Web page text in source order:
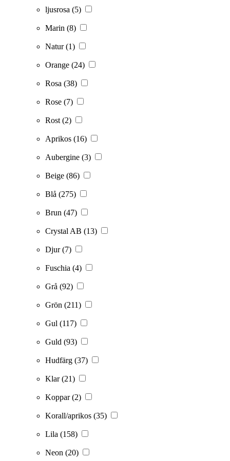
ljusrosa (5)
Marin (8)
Natur(1)
Orange (24)
Rosa (38)
Rose (7)
Rost (2)
Aprikos (16)
Aubergine (3)
Beige (86)
Blå (275)
Brun (47)
Crystal AB (13)
Djur(7)
Fuschia (4)
Grå (92)
Grön (211)
Gul (117)
Guld (93)
Hudfärg (37)
Klar(21)
Koppar(2)
Korall/aprikos (35)
Lila (158)
Neon (20)